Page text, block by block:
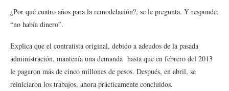
¿Por qué cuatro años para la remodelación?, se le pregunta. Y responde:
“no había dinero”.
Explica que el contratista original, debido a adeudos de la pasada
administración, mantenía una demanda hasta que en febrero del 2013
le pagaron más de cinco millones de pesos. Después, en abril, se
reiniciaron los trabajos, ahora prácticamente concluidos.